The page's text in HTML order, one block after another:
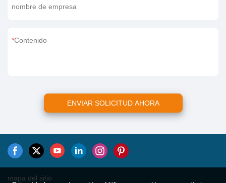
nombre de empresa
Contenido
ENVIAR SOLICITUD AHORA
mapa del sitio